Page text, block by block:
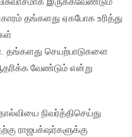
தங்களது ஏகபோக உரித்து
தங்களது செயற்பாடுகளை
வேண்டும் என்று
நிவர்த்திசெய்து
ராஜபக்‌ஷர்களுக்கு